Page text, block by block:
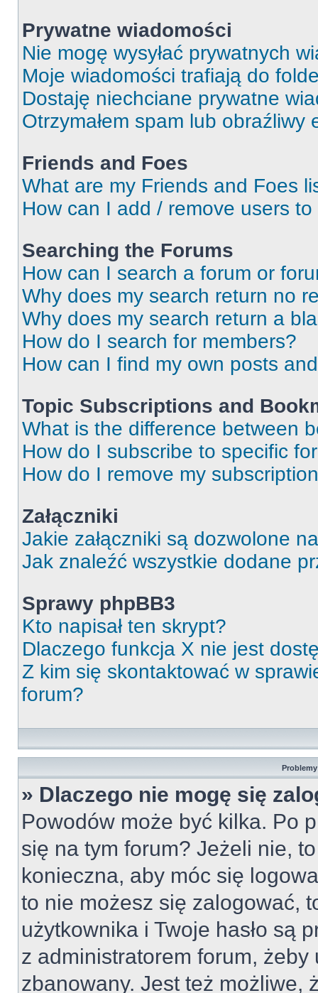
Prywatne wiadomości
Nie mogę wysyłać prywatnych
Moje wiadomości trafiają do
Dostaję niechciane prywatne
Otrzymałem spam lub
Friends and Foes
What are my Friends and Foes
How can I add / remove users
Searching the Forums
How can I search a forum or
Why does my search return no
Why does my search return a
How do I search for members?
How can I find my own posts
Topic Subscriptions and
What is the difference between
How do I subscribe to specific
How do I remove my
Załączniki
Jakie załączniki są dozwolone
Jak znaleźć wszystkie dodane
Sprawy phpBB3
Kto napisał ten skrypt?
Dlaczego funkcja X nie jest
Z kim się skontaktować w
forum?
» Dlaczego nie mogę się
Powodów może być kilka. Po
się na tym forum? Jeżeli nie,
konieczna, aby móc się
to nie możesz się zalogować,
użytkownika i Twoje hasło są
z administratorem forum, żeby
zbanowany. Jest też możliwe,